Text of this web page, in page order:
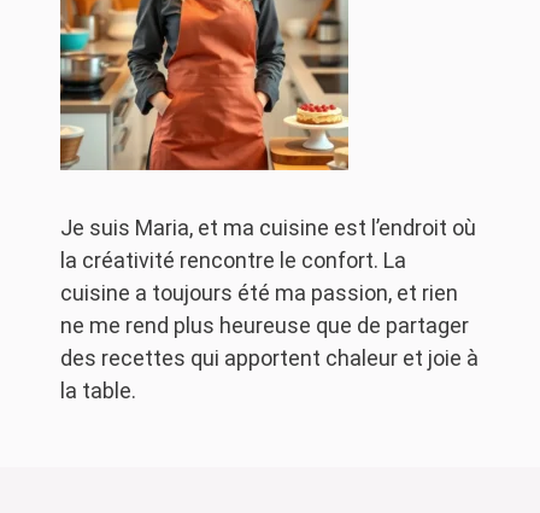
Je suis Maria, et ma cuisine est l’endroit où
la créativité rencontre le confort. La
cuisine a toujours été ma passion, et rien
ne me rend plus heureuse que de partager
des recettes qui apportent chaleur et joie à
la table.